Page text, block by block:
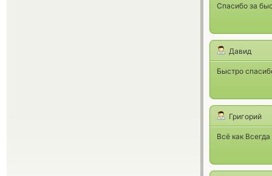
Спасибо за
Давид
Быстро
Григорий
Всё как